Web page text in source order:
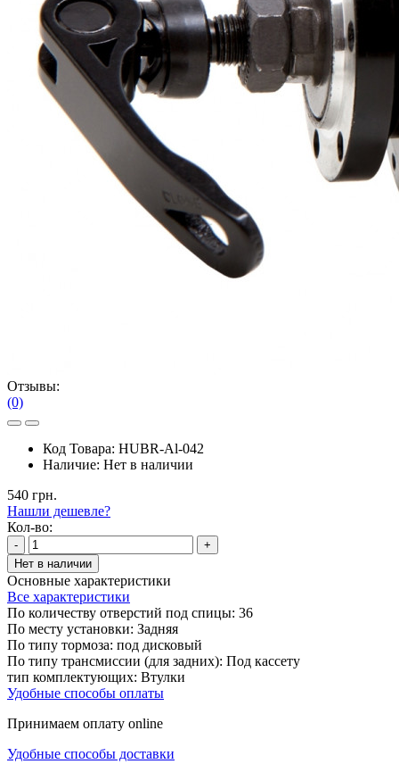
Отзывы:
(0)
Код Товара: HUBR-Al-042
Наличие: Нет в наличии
540 грн.
Нашли дешевле?
Кол-во:
-
+
Нет в наличии
Основные характеристики
Все характеристики
По количеству отверстий под спицы: 36
По месту установки: Задняя
По типу тормоза: под дисковый
По типу трансмиссии (для задних): Под кассету
тип комплектующих: Втулки
Удобные способы оплаты
Принимаем оплату online
Удобные способы доставки